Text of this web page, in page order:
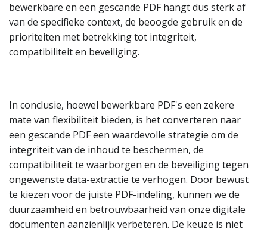
bewerkbare en een gescande PDF hangt dus sterk af
van de specifieke context, de beoogde gebruik en de
prioriteiten met betrekking tot integriteit,
compatibiliteit en beveiliging.
In conclusie, hoewel bewerkbare PDF's een zekere
mate van flexibiliteit bieden, is het converteren naar
een gescande PDF een waardevolle strategie om de
integriteit van de inhoud te beschermen, de
compatibiliteit te waarborgen en de beveiliging tegen
ongewenste data-extractie te verhogen. Door bewust
te kiezen voor de juiste PDF-indeling, kunnen we de
duurzaamheid en betrouwbaarheid van onze digitale
documenten aanzienlijk verbeteren. De keuze is niet